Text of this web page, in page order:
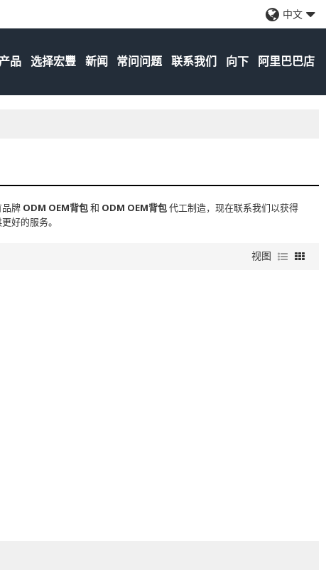
中文
产品 选择宏豐 新闻 常问问题 联系我们 向下 阿里巴巴店
品牌 ODM OEM背包和 ODM OEM背包代工制造，现在联系我们以获得
好的服务。
视图